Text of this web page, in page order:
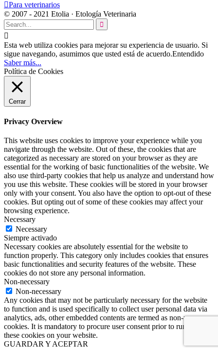
Para veterinarios
© 2007 - 2021 Etolia · Etología Veterinaria


Esta web utiliza cookies para mejorar su experiencia de usuario. Si
sigue navegando, asumimos que usted está de acuerdo.Entendido
Saber más...
Política de Cookies
Cerrar
Privacy Overview
This website uses cookies to improve your experience while you
navigate through the website. Out of these, the cookies that are
categorized as necessary are stored on your browser as they are
essential for the working of basic functionalities of the website. We
also use third-party cookies that help us analyze and understand how
you use this website. These cookies will be stored in your browser
only with your consent. You also have the option to opt-out of these
cookies. But opting out of some of these cookies may affect your
browsing experience.
Necessary
Necessary
Siempre activado
Necessary cookies are absolutely essential for the website to
function properly. This category only includes cookies that ensures
basic functionalities and security features of the website. These
cookies do not store any personal information.
Non-necessary
Non-necessary
Any cookies that may not be particularly necessary for the website
to function and is used specifically to collect user personal data via
analytics, ads, other embedded contents are termed as non-necessary
cookies. It is mandatory to procure user consent prior to running
these cookies on your website.
GUARDAR Y ACEPTAR